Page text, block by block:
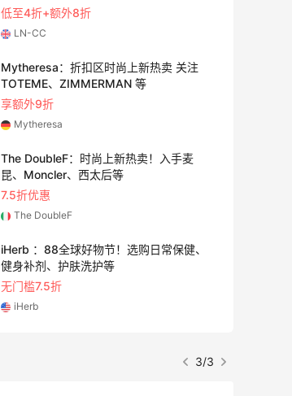
低至4折+额外8折
LN-CC
Mytheresa：折扣区时尚上新热卖 关注
TOTEME、ZIMMERMAN 等
享额外9折
Mytheresa
The DoubleF：时尚上新热卖！入手麦
昆、Moncler、西太后等
7.5折优惠
The DoubleF
iHerb ：88全球好物节！选购日常保健、
健身补剂、护肤洗护等
无门槛7.5折
iHerb
3/3